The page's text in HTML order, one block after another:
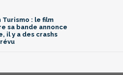
Turismo : le film
sa bande annonce
il y a des crashs